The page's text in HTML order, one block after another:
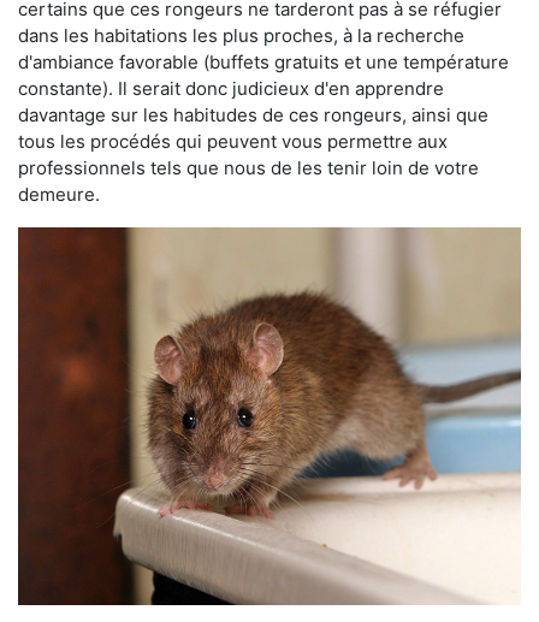
certains que ces rongeurs ne tarderont pas à se réfugier
dans les habitations les plus proches, à la recherche
d'ambiance favorable (buffets gratuits et une température
constante). Il serait donc judicieux d'en apprendre
davantage sur les habitudes de ces rongeurs, ainsi que
tous les procédés qui peuvent vous permettre aux
professionnels tels que nous de les tenir loin de votre
demeure.